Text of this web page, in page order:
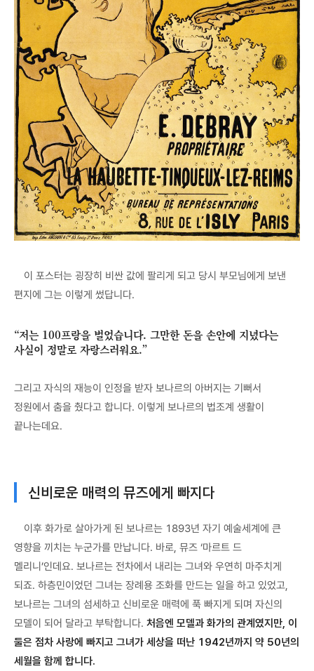
이 포스터는 굉장히 비싼 값에 팔리게 되고 당시 부모님에게 보낸
편지에 그는 이렇게 썼답니다.
“저는 100프랑을 벌었습니다. 그만한 돈을 손안에 지녔다는
사실이 정말로 자랑스러워요.”
그리고 자식의 재능이 인정을 받자 보나르의 아버지는 기뻐서
정원에서 춤을 췄다고 합니다. 이렇게 보나르의 법조계 생활이
끝나는데요.
신비로운 매력의 뮤즈에게 빠지다
이후 화가로 살아가게 된 보나르는 1893년 자기 예술세계에 큰
영향을 끼치는 누군가를 만납니다. 바로, 뮤즈 ‘마르트 드
멜리니’인데요. 보나르는 전차에서 내리는 그녀와 우연히 마주치게
되죠. 하층민이었던 그녀는 장례용 조화를 만드는 일을 하고 있었고,
보나르는 그녀의 섬세하고 신비로운 매력에 푹 빠지게 되며 자신의
모델이 되어 달라고 부탁합니다. 처음엔 모델과 화가의 관계였지만, 이
둘은 점차 사랑에 빠지고 그녀가 세상을 떠난 1942년까지 약 50년의
세월을 함께 합니다.